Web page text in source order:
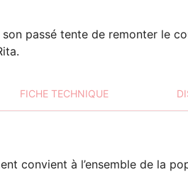
passé tente de remonter le
FICHE TECHNIQUE
convient à l’ensemble de la